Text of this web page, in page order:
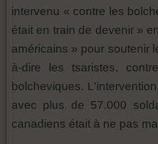
intervenu « contre les
était en train de devenir »
américains » pour soutenir
à-dire les tsaristes,
bolcheviques.
avec plus de 57.000
canadiens était à ne pas